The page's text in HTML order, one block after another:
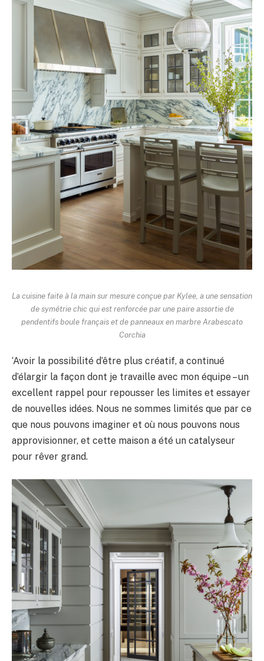
La cuisine faite à la main sur mesure conçue par Kylee, a une sensation
de symétrie chic qui est renforcée par une paire assortie de
pendentifs boule français et de panneaux en marbre Arabescato
Corchia
‘Avoir la possibilité d’être plus créatif, a continué
d’élargir la façon dont je travaille avec mon équipe – un
excellent rappel pour repousser les limites et essayer
de nouvelles idées. Nous ne sommes limités que par ce
que nous pouvons imaginer et où nous pouvons nous
approvisionner, et cette maison a été un catalyseur
pour rêver grand.